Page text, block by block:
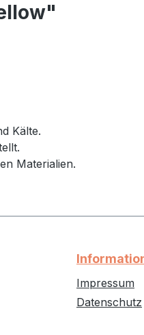
Kälte.
Materialien.
Impressum
Datenschutz